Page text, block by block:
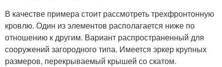
В качестве примера стоит рассмотреть трехфронтонную
кровлю. Один из элементов располагается ниже по
отношению к другим. Вариант распространенный для
сооружений загородного типа. Имеется эркер крупных
размеров, перекрываемый крышей со скатом.